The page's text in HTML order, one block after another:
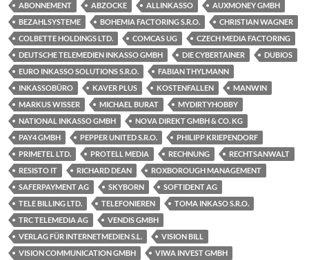
ABONNEMENT ABZOCKE ALLINKASSO
AUXMONEY GMBH
BEZAHLSYSTEME
BOHEMIA FACTORING S.R.O.
CHRISTIAN WAGNER
COLBETTE HOLDINGS LTD.
COMCAS UG
CZECH MEDIA FACTORING
DEUTSCHE TELEMEDIEN INKASSO GMBH
DIE CYBERTAINER
DUBIOS
EURO INKASSO SOLUTIONS S.R.O.
FABIAN THYLMANN
INKASSOBÜRO
KAVER PLUS KOSTENFALLEN
MANWIN
MARKUS WISSER
MICHAEL BURAT
MYDIRTYHOBBY
NATIONAL INKASSO GMBH
NOVA DIREKT GMBH & CO. KG
PAY4 GMBH
PEPPER UNITED S.R.O.
PHILIPP KRIEPENDORF
PRIMETEL LTD.
PROTELL MEDIA RECHNUNG
RECHTSANWALT
RESISTO IT
RICHARD DEAN
ROXBOROUGH MANAGEMENT
SAFERPAYMENT AG
SKYBORN
SOFTIDENT AG
TELE BILLING LTD.
TELEFONIEREN
TOMA INKASO S.R.O.
TRC TELEMEDIA AG
VENDIS GMBH
VERLAG FÜR INTERNETMEDIEN S.L.
VISION BILL
VISION COMMUNICATION GMBH
VIWA INVEST GMBH